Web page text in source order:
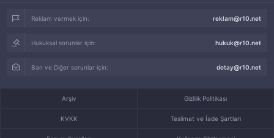
Reklam vermek için: reklam@r10.net
Hukuksal sorunlar için: hukuk@r10.net
Ban ve Diğer sorunlar için: detay@r10.net
Arşiv Gizlilik Politikası
KVKK Teslimat ve İade Şartları